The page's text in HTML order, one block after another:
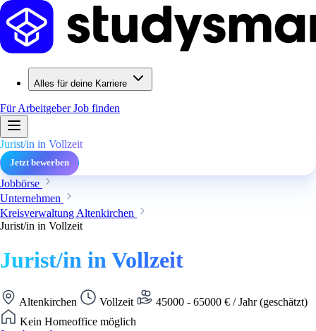
Alles für deine Karriere
Für ArbeitgeberJob finden
Jurist/in in Vollzeit
Jetzt bewerben
Jobbörse
Unternehmen
Kreisverwaltung Altenkirchen
Jurist/in in Vollzeit
Jurist/in in Vollzeit
Altenkirchen Vollzeit
45000 - 65000 € / Jahr (geschätzt)
Kein Homeoffice möglich